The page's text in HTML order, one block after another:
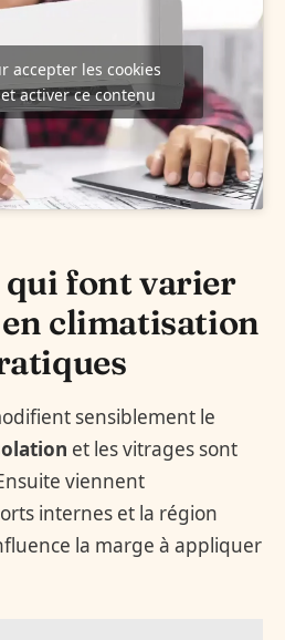
accepter les cookies
activer ce contenu
qui font varier
climatisation
sensiblement le
et les vitrages sont
viennent
internes et la région
la marge à appliquer